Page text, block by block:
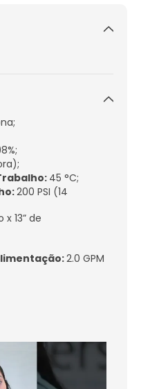
45 °C;
200 PSI (14
13” de
2.0 GPM
<0.1 mg/L;
mg/L;
mg/L;
500 ppm.